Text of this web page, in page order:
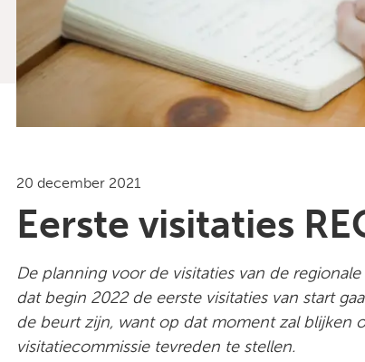
20 december 2021
Eerste visitaties
De planning voor de visitaties van de
dat begin 2022 de eerste visitaties van start
de beurt zijn, want op dat moment zal blijken
visitatiecommissie tevreden te stellen.